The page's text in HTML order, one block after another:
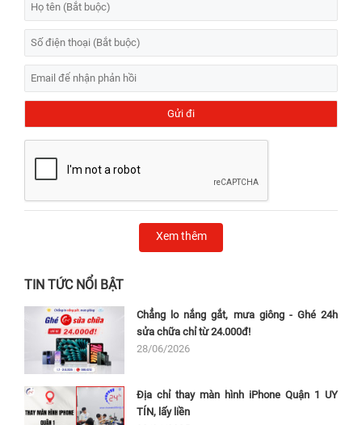
Xem thêm
TIN TỨC NỔI BẬT
Chẳng lo nắng gắt, mưa giông - Ghé 24h
sửa chữa chỉ từ 24.000đ!
28/06/2026
Địa chỉ thay màn hình iPhone Quận 1 UY
TÍN, lấy liền